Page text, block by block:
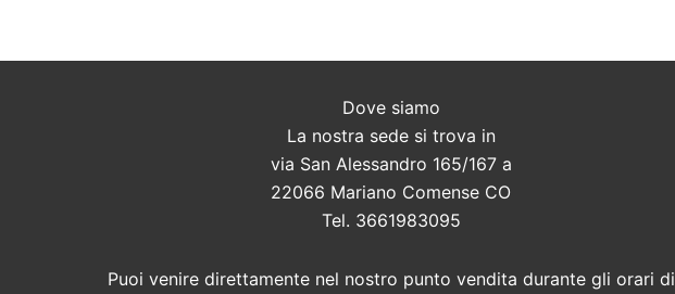
Dove siamo
La nostra sede si trova in
via San Alessandro 165/167 a
22066 Mariano Comense CO
Tel. 3661983095
Puoi venire direttamente nel nostro punto vendita durante gli orari di